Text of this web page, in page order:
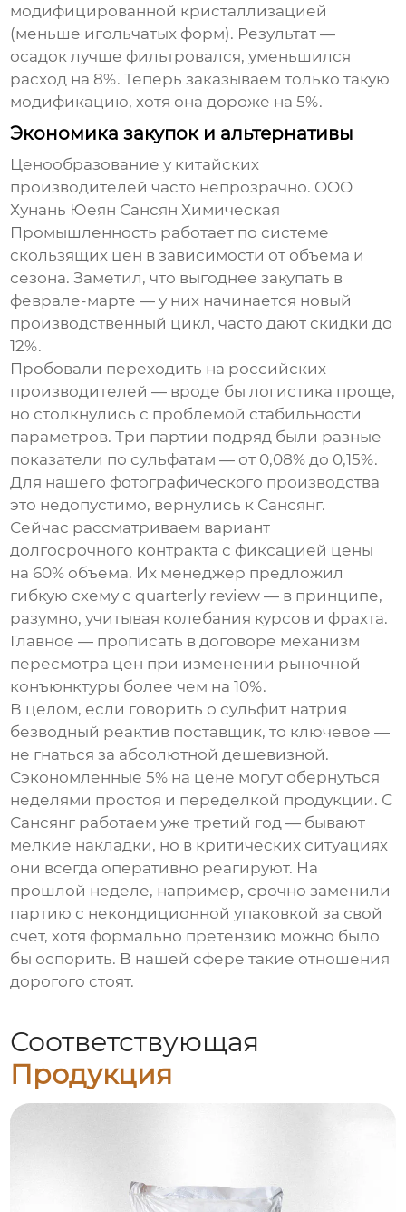
модифицированной кристаллизацией
(меньше игольчатых форм). Результат —
осадок лучше фильтровался, уменьшился
расход на 8%. Теперь заказываем только такую
модификацию, хотя она дороже на 5%.
Экономика закупок и альтернативы
Ценообразование у китайских
производителей часто непрозрачно. OOO
Хунань Юеян Сансян Химическая
Промышленность работает по системе
скользящих цен в зависимости от объема и
сезона. Заметил, что выгоднее закупать в
феврале-марте — у них начинается новый
производственный цикл, часто дают скидки до
12%.
Пробовали переходить на российских
производителей — вроде бы логистика проще,
но столкнулись с проблемой стабильности
параметров. Три партии подряд были разные
показатели по сульфатам — от 0,08% до 0,15%.
Для нашего фотографического производства
это недопустимо, вернулись к Сансянг.
Сейчас рассматриваем вариант
долгосрочного контракта с фиксацией цены
на 60% объема. Их менеджер предложил
гибкую схему с quarterly review — в принципе,
разумно, учитывая колебания курсов и фрахта.
Главное — прописать в договоре механизм
пересмотра цен при изменении рыночной
конъюнктуры более чем на 10%.
В целом, если говорить о сульфит натрия
безводный реактив поставщик, то ключевое —
не гнаться за абсолютной дешевизной.
Сэкономленные 5% на цене могут обернуться
неделями простоя и переделкой продукции. С
Сансянг работаем уже третий год — бывают
мелкие накладки, но в критических ситуациях
они всегда оперативно реагируют. На
прошлой неделе, например, срочно заменили
партию с некондиционной упаковкой за свой
счет, хотя формально претензию можно было
бы оспорить. В нашей сфере такие отношения
дорогого стоят.
Соответствующая
Продукция